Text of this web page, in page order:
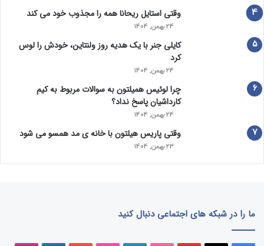
وقتی استایل ریحانا همه را مجذوب خود می‌ کند
24 بهمن, 1404
کایلی جنر با یک هدیه روز ولنتاین، خودش را لوس
کرد
24 بهمن, 1404
چرا لوئیس همیلتون به سوالات مربوط به کیم
کارداشیان پاسخ نداد؟
24 بهمن, 1404
وقتی پاریس هیلتون با خانه‌ ی مد همسو می شود
23 بهمن, 1404
ما را در شبکه های اجتماعی دنبال کنید